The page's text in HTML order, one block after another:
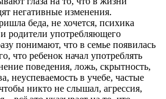
негативные изменения.
беда, не хочется, психика
родители употребляющего
понимают, что в семье появилась
что ребенок начал употреблять
поведения, ложь, скрытность,
неуспеваемость в учебе, частые
никто не слышал, агрессия,